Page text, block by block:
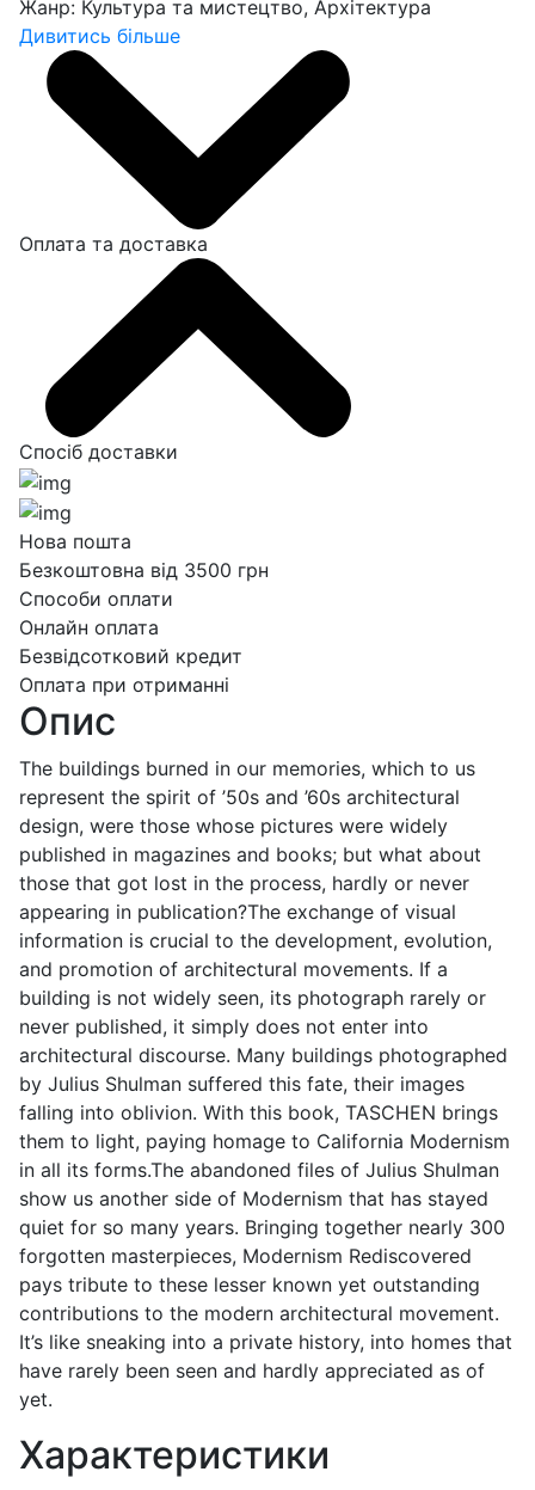
Жанр: Культура та мистецтво, Архітектура
Дивитись більше
Оплата та доставка
Спосіб доставки
Нова пошта
Безкоштовна від 3500 грн
Способи оплати
Онлайн оплата
Безвідсотковий кредит
Оплата при отриманні
Опис
The buildings burned in our memories, which to us
represent the spirit of ’50s and ’60s architectural
design, were those whose pictures were widely
published in magazines and books; but what about
those that got lost in the process, hardly or never
appearing in publication?The exchange of visual
information is crucial to the development, evolution,
and promotion of architectural movements. If a
building is not widely seen, its photograph rarely or
never published, it simply does not enter into
architectural discourse. Many buildings photographed
by Julius Shulman suffered this fate, their images
falling into oblivion. With this book, TASCHEN brings
them to light, paying homage to California Modernism
in all its forms.The abandoned files of Julius Shulman
show us another side of Modernism that has stayed
quiet for so many years. Bringing together nearly 300
forgotten masterpieces, Modernism Rediscovered
pays tribute to these lesser known yet outstanding
contributions to the modern architectural movement.
It’s like sneaking into a private history, into homes that
have rarely been seen and hardly appreciated as of
yet.
Характеристики